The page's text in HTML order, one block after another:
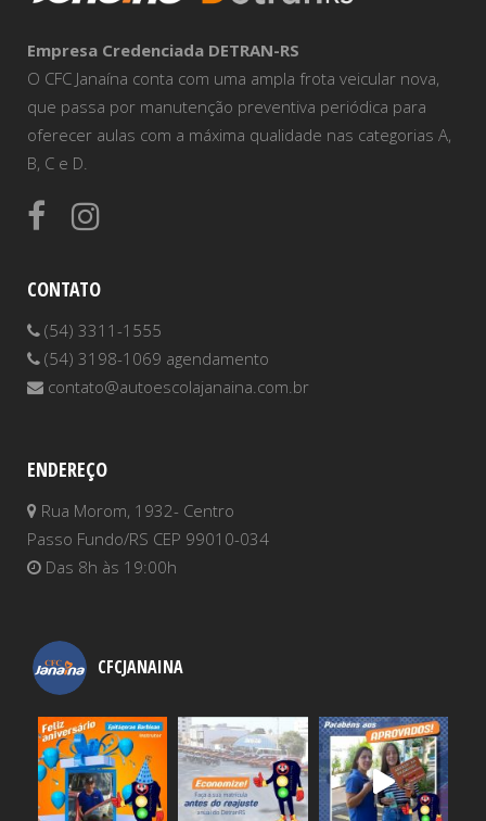
Empresa Credenciada DETRAN-RS
O CFC Janaína conta com uma ampla frota veicular nova,
que passa por manutenção preventiva periódica para
oferecer aulas com a máxima qualidade nas categorias A,
B, C e D.
CONTATO
(54) 3311-1555
(54) 3198-1069 agendamento
contato@autoescolajanaina.com.br
ENDEREÇO
Rua Morom, 1932- Centro
Passo Fundo/RS CEP 99010-034
Das 8h às 19:00h
CFCJANAINA